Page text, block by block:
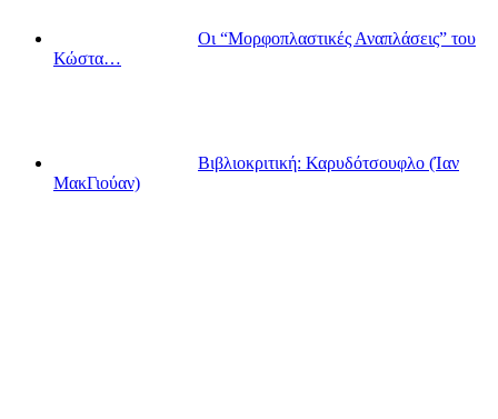
Οι “Μορφοπλαστικές Αναπλάσεις” του
Κώστα…
Βιβλιοκριτική: Καρυδότσουφλο (Ίαν
ΜακΓιούαν)